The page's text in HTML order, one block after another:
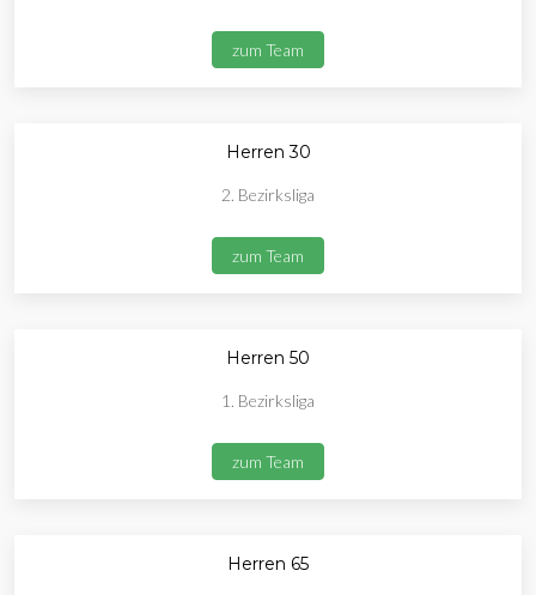
zum Team
Herren 30
2. Bezirksliga
zum Team
Herren 50
1. Bezirksliga
zum Team
Herren 65